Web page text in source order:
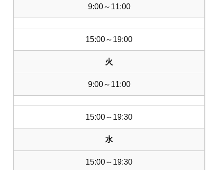
9:00～11:00
15:00～19:00
火
9:00～11:00
15:00～19:30
水
15:00～19:30